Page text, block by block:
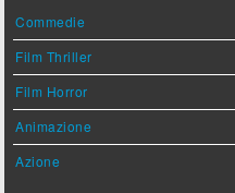
Commedie
Film Thriller
Film Horror
Animazione
Azione